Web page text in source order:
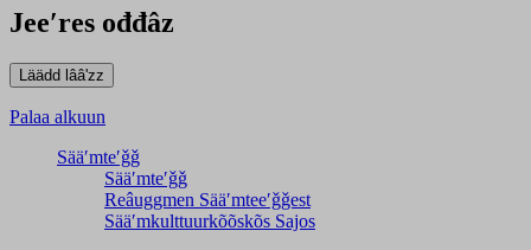
Jeeʹres ođđâz
Palaa alkuun
Sääʹmteʹǧǧ
Sääʹmteʹǧǧ
Reâuggmen Sääʹmteeʹǧǧest
Sääʹmkulttuurkõõskõs Sajos